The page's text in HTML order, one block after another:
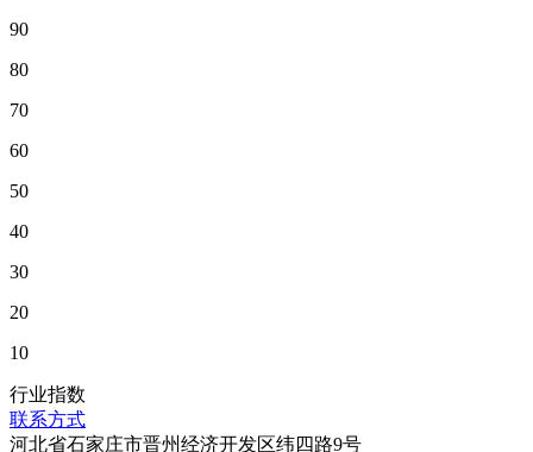
90
80
70
60
50
40
30
20
10
行业指数
联系方式
河北省石家庄市晋州经济开发区纬四路9号